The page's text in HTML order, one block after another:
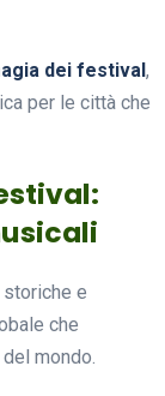
dei festival ,
per le città che
storiche e
che
mondo.